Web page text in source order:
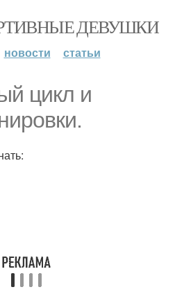
ДЕВУШКИ
новости статьи
цикл и